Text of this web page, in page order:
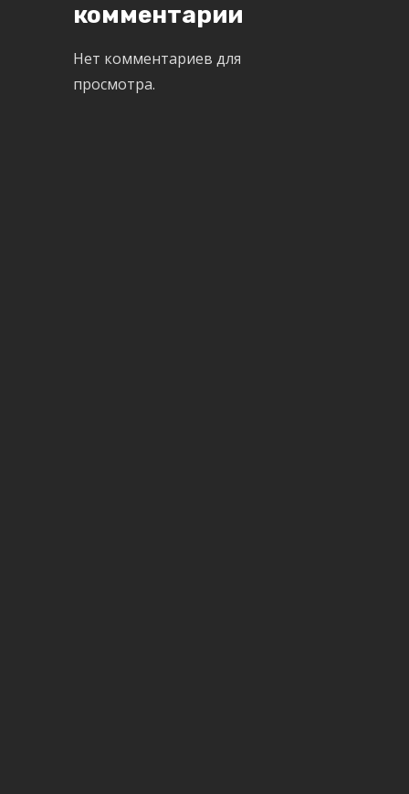
комментарии
Нет комментариев для
просмотра.